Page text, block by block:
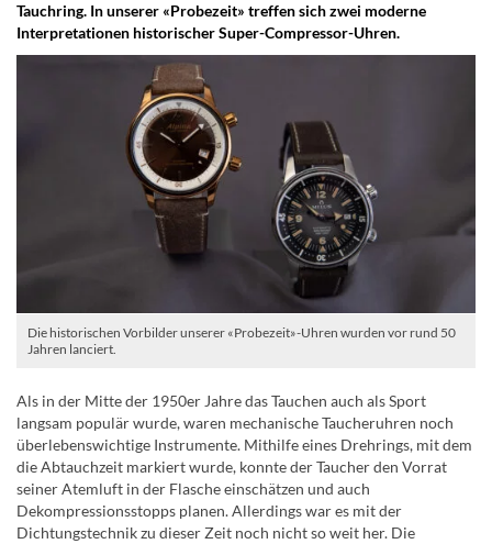
Tauchring. In unserer «Probezeit» treffen sich zwei moderne
Interpretationen historischer Super-Compressor-Uhren.
Die historischen Vorbilder unserer «Probezeit»-Uhren wurden vor rund 50
Jahren lanciert.
Als in der Mitte der 1950er Jahre das Tauchen auch als Sport
langsam populär wurde, waren mechanische Taucheruhren noch
überlebenswichtige Instrumente. Mithilfe eines Drehrings, mit dem
die Abtauchzeit markiert wurde, konnte der Taucher den Vorrat
seiner Atemluft in der Flasche einschätzen und auch
Dekompressionsstopps planen. Allerdings war es mit der
Dichtungstechnik zu dieser Zeit noch nicht so weit her. Die